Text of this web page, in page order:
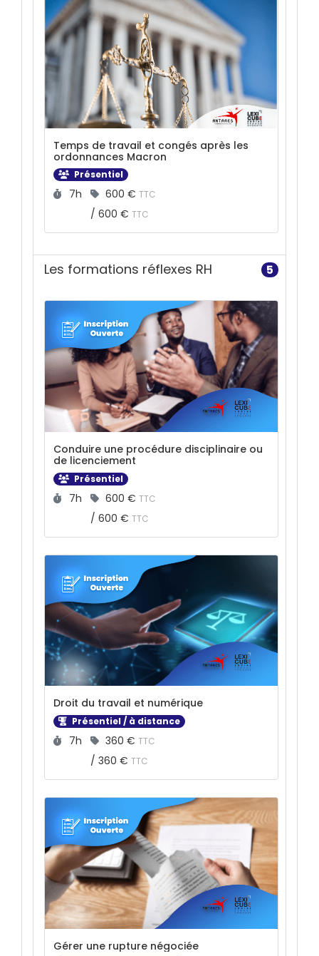
Temps de travail et congés après les
ordonnances Macron
Présentiel
Durée :
7h Prix :
600 € TTC
/ 600 € TTC
Les formations réflexes RH 5
Conduire une procédure disciplinaire ou
de licenciement
Présentiel
Durée :
7h Prix :
600 € TTC
/ 600 € TTC
Droit du travail et numérique
Présentiel / à distance
Durée :
7h Prix :
360 € TTC
/ 360 € TTC
Gérer une rupture négociée